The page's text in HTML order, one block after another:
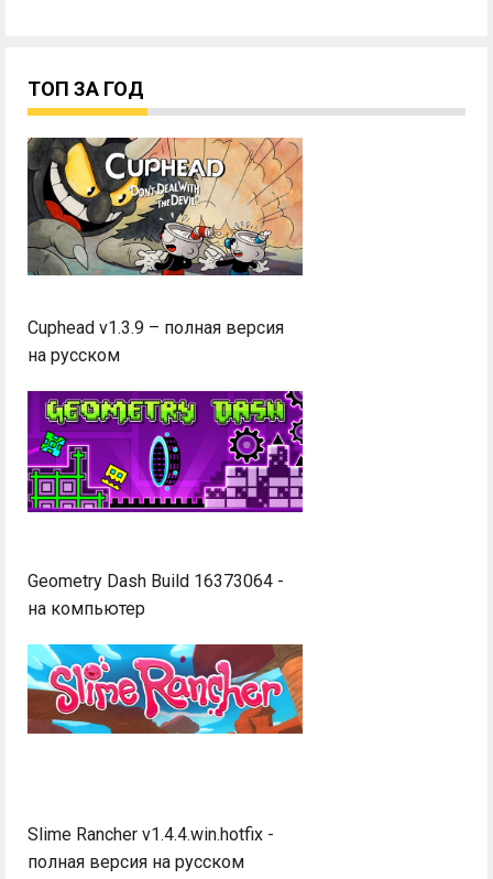
ТОП ЗА ГОД
Cuphead v1.3.9 – полная версия
на русском
Geometry Dash Build 16373064 -
на компьютер
Slime Rancher v1.4.4.win.hotfix -
полная версия на русском